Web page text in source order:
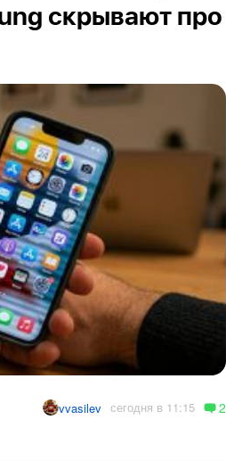
скрывают про
vvasilev сегодня в 11:15 2